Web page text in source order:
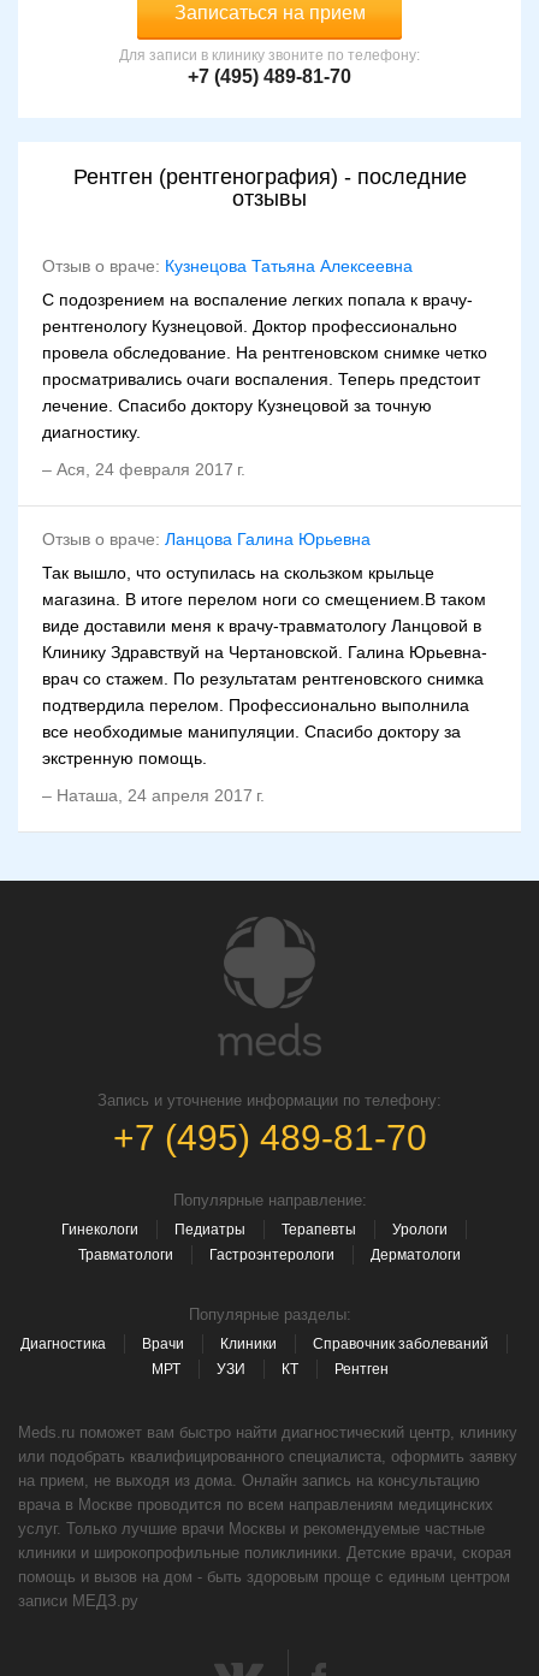
Записаться на прием
Для записи в клинику звоните по телефону:
+7 (495) 489-81-70
Рентген (рентгенография) - последние
отзывы
Отзыв о враче: Кузнецова Татьяна Алексеевна
С подозрением на воспаление легких попала к врачу-
рентгенологу Кузнецовой. Доктор профессионально
провела обследование. На рентгеновском снимке четко
просматривались очаги воспаления. Теперь предстоит
лечение. Спасибо доктору Кузнецовой за точную
диагностику.
– Ася 24 февраля 2017 г.
Отзыв о враче: Ланцова Галина Юрьевна
Так вышло, что оступилась на скользком крыльце
магазина. В итоге перелом ноги со смещением.В таком
виде доставили меня к врачу-травматологу Ланцовой в
Клинику Здравствуй на Чертановской. Галина Юрьевна-
врач со стажем. По результатам рентгеновского снимка
подтвердила перелом. Профессионально выполнила
все необходимые манипуляции. Спасибо доктору за
экстренную помощь.
– Наташа 24 апреля 2017 г.
Запись и уточнение информации по телефону:
+7 (495) 489-81-70
Популярные направление:
Гинекологи Педиатры Терапевты
Урологи
Травматологи
Гастроэнтерологи Дерматологи
Популярные разделы:
Диагностика Врачи Клиники
Справочник заболеваний
МРТ
УЗИ КТ Рентген
Meds.ru поможет вам быстро найти диагностический центр, клинику
или подобрать квалифицированного специалиста, оформить заявку
на прием, не выходя из дома. Онлайн запись на консультацию
врача в Москве проводится по всем направлениям медицинских
услуг. Только лучшие врачи Москвы и рекомендуемые частные
клиники и широкопрофильные поликлиники. Детские врачи, скорая
помощь и вызов на дом - быть здоровым проще с единым центром
записи МЕДЗ.ру